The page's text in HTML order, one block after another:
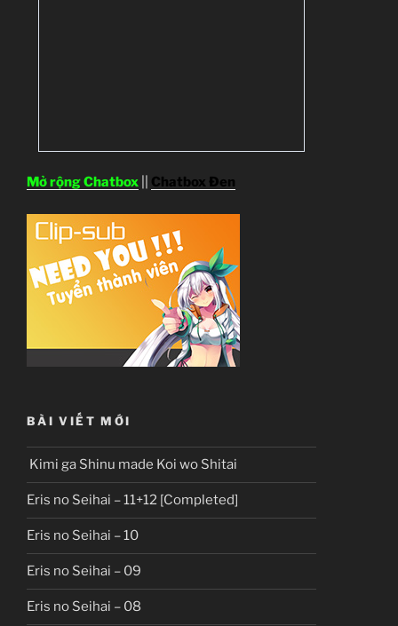
Mở rộng Chatbox Chatbox Đen
BÀI VIẾT MỚI
Kimi ga Shinu made Koi wo Shitai
Eris no Seihai – 11+12 [Completed]
Eris no Seihai – 10
Eris no Seihai – 09
Eris no Seihai – 08